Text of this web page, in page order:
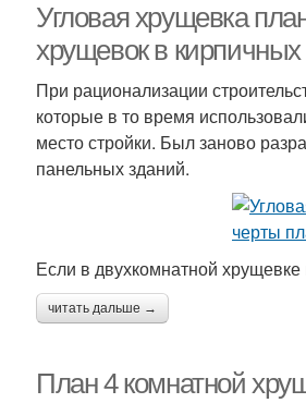
Угловая хрущевка
хрущевок в
При рационализации
которые в то время
место стройки. Был заново
панельных зданий.
Если в двухкомнатной
читать дальше →
План 4 комнатной